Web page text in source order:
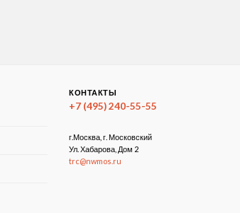
КОНТАКТЫ
+7 (495) 240-55-55
г.Москва, г. Московский
Ул. Хабарова, Дом 2
trc@nwmos.ru